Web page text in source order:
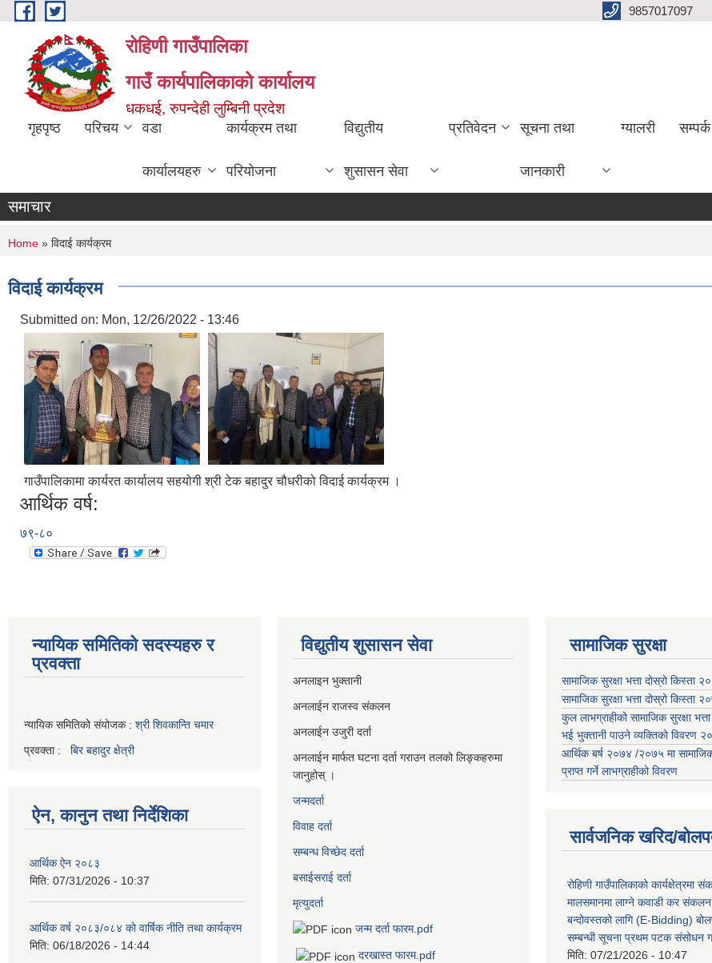
Skip to main content 9857017097
रोहिणी गाउँपालिका
गाउँ कार्यपालिकाको कार्यालय
धकधई, रुपन्देही लुम्बिनी प्रदेश
गृहपृष्ठ परिचय वडा
कार्यालयहरु
कार्यक्रम तथा
परियोजना
विद्युतीय
शुसासन सेवा
प्रतिवेदन सूचना तथा
जानकारी
ग्यालरी सम्पर्क
समाचार
You are here
Home » विदाई कार्यक्रम
विदाई कार्यक्रम
Submitted on: Mon, 12/26/2022 - 13:46
गाउँपालिकामा कार्यरत कार्यालय सहयोगी श्री टेक बहादुर चौधरीको विदाई कार्यक्रम ।
आर्थिक वर्ष:
७९-८०
न्यायिक समितिको सदस्यहरु र
प्रवक्ता
न्यायिक समितिको संयोजक : श्री शिवकान्ति चमार
प्रवक्ता : बिर बहादुर क्षेत्री
ऐन, कानुन तथा निर्देशिका
आर्थिक ऐन २०८३
मिति: 07/31/2026 - 10:37
आर्थिक वर्ष २०८३/०८४ को वार्षिक नीति तथा कार्यक्रम
मिति: 06/18/2026 - 14:44
विद्युतीय शुसासन सेवा
अनलाइन भुक्तानी
अनलाईन राजस्व संकलन
अनलाईन उजुरी दर्ता
अनलाईन मार्फत घटना दर्ता गराउन तलको लिङ्कहरुमा
जानुहोस् ।
जन्मदर्ता
विवाह दर्ता
सम्बन्ध विच्छेद दर्ता
बसाईसराई दर्ता
मृत्युदर्ता
जन्म दर्ता फारम.pdf
दरखास्त फारम.pdf
सामाजिक सुरक्षा
सामाजिक सुरक्षा भत्ता दोस्रो किस्ता
सामाजिक सुरक्षा भत्ता दोस्रो किस्ता
कुल लाभग्राहीको सामाजिक सुरक्षा
भई भुक्तानी पाउने व्यक्तिको विवरण
आर्थिक बर्ष २०७४ /२०७५ मा सामाजिक
प्राप्त गर्ने लाभग्राहीको विवरण
सार्वजनिक खरिद/
रोहिणी गाउँपालिकाको कार्यक्षेत्रमा
मालसमानमा लाग्ने कवाडी कर संकलन
बन्दोवस्तको लागि (E-Bidding)
सम्बन्धी सूचना प्रथम पटक संसोधन
मिति: 07/21/2026 - 10:47